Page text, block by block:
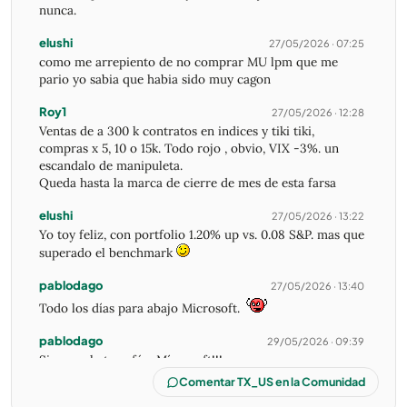
nunca.
elushi 27/05/2026 · 07:25
como me arrepiento de no comprar MU lpm que me
pario yo sabia que habia sido muy cagon
Roy1 27/05/2026 · 12:28
Ventas de a 300 k contratos en indices y tiki tiki,
compras x 5, 10 o 15k. Todo rojo , obvio, VIX -3%. un
escandalo de manipuleta.
Queda hasta la marca de cierre de mes de esta farsa
elushi 27/05/2026 · 13:22
Yo toy feliz, con portfolio 1.20% up vs. 0.08 S&P. mas que
superado el benchmark
pablodago 27/05/2026 · 13:40
Todo los días para abajo Microsoft.
pablodago 29/05/2026 · 09:39
Siempre le tuve fé a Mícrosoft!!!
Comentar TX_US en la Comunidad